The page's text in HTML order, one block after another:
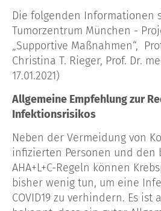
Die folgenden Informationen
Tumorzentrum München -
„Supportive Maßnahmen“,
Christina T. Rieger, Prof. Dr.
17.01.2021)
Allgemeine Empfehlung zur
Infektionsrisikos
Neben der Vermeidung von
infizierten Personen und den
AHA+L+C-Regeln können
bisher wenig tun, um eine
COVID19 zu verhindern. Es ist